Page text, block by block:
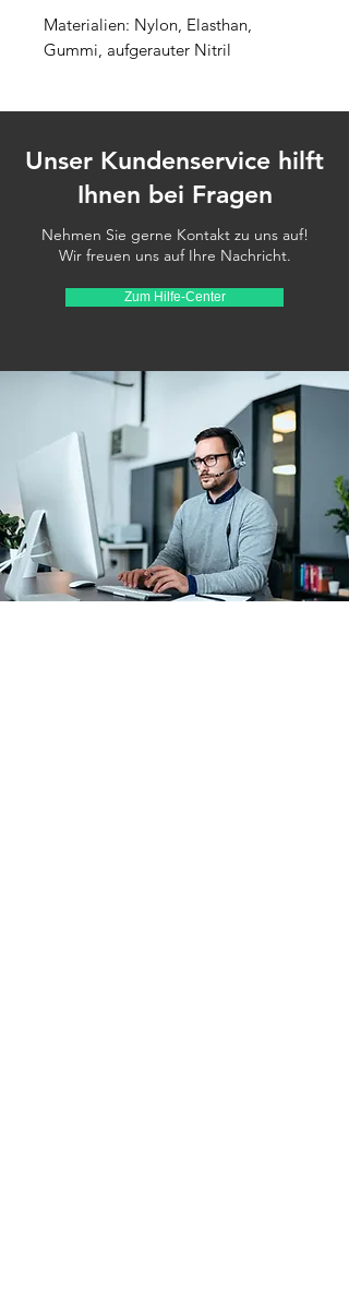
Materialien: Nylon, Elasthan,
Gummi, aufgerauter Nitril
Unser Kundenservice hilft
Ihnen bei Fragen
Nehmen Sie gerne Kontakt zu uns auf!
Wir freuen uns auf Ihre Nachricht.
Zum Hilfe-Center